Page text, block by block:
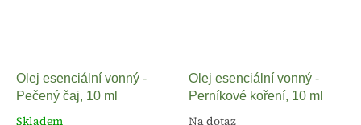
Olej esenciální vonný -
Pečený čaj, 10 ml
Skladem
Olej esenciální vonný -
Perníkové koření, 10 ml
Na dotaz